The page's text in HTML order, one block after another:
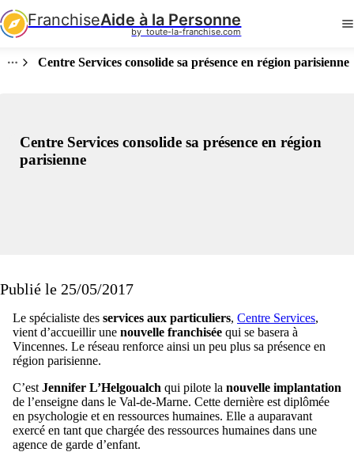
FranchiseAide à la Personne
by  toute-la-franchise.com
Centre Services consolide sa présence en région parisienne
Centre Services consolide sa présence en région
parisienne
Publié le 25/05/2017
Le spécialiste des services aux particuliers, Centre Services,
vient d’accueillir une nouvelle franchisée qui se basera à
Vincennes. Le réseau renforce ainsi un peu plus sa présence en
région parisienne.
C’est Jennifer L’Helgoualch qui pilote la nouvelle implantation
de l’enseigne dans le Val-de-Marne. Cette dernière est diplômée
en psychologie et en ressources humaines. Elle a auparavant
exercé en tant que chargée des ressources humaines dans une
agence de garde d’enfant.